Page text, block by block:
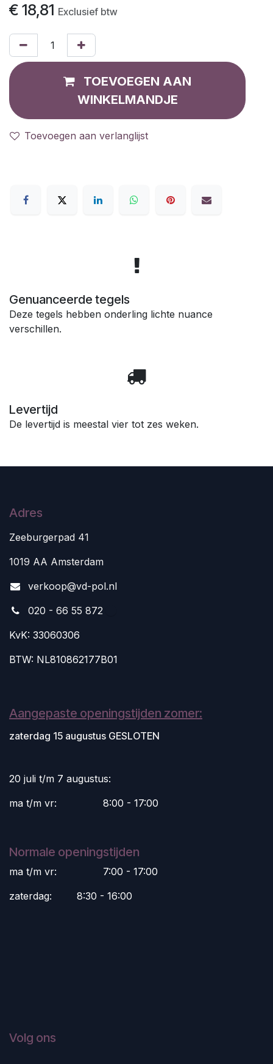
€ 18,81 Exclusief btw
TOEVOEGEN AAN
WINKELMANDJE
Toevoegen aan verlanglijst
Genuanceerde tegels
Deze tegels hebben onderling lichte nuance
verschillen.
Levertijd
De levertijd is meestal vier tot zes weken.
Adres
Zeeburgerpad 41
1019 AA Amsterdam
verkoop@vd-pol.nl
020 - 66 55 872
KvK: 33060306
BTW: NL810862177B01
Aangepaste openingstijden zomer:
zaterdag 15 augustus GESLOTEN
20 juli t/m 7 augustus:
ma t/m vr:
​8:00 - 17:00
Normale openingstijden
ma t/m vr:
​7:00 - 17:00
zaterdag:
​8:30 - 16:00
Volg ons